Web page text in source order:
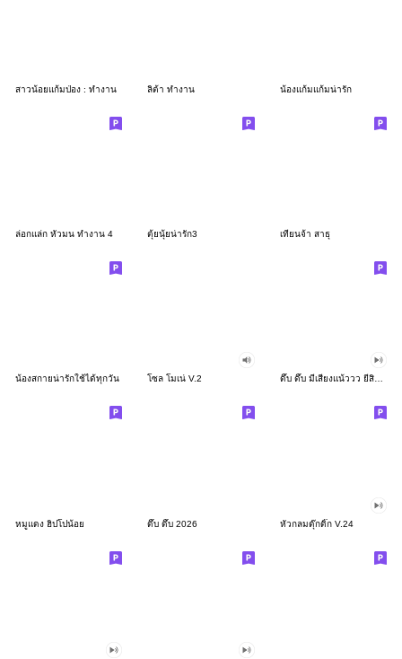
สาวน้อยแก้มป่อง : ทำงาน ลิต้า ทำงาน น้องแก้มแก้มน่ารัก
ล่อกแล่ก หัวมน ทำงาน 4 ตุ้ยนุ้ยน่ารัก3 เทียนจ้า สาธุ
น้องสกายน่ารักใช้ได้ทุกวัน โซล โมเน่ V.2 ดึ๊บ ดึ๊บ มีเสียงแน้ววว ยี่สิบสอง
หมูแดง ฮิปโปน้อย ดึ๊บ ดึ๊บ 2026 หัวกลมดุ๊กดิ๊ก V.24